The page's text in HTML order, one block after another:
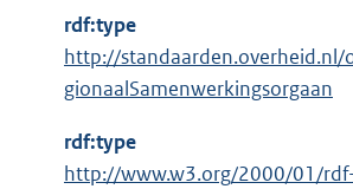
rdf:type
http://standaarden.overheid.nl/
gionaalSamenwerkingsorgaan
rdf:type
E
http://www.w3.org/2000/01/